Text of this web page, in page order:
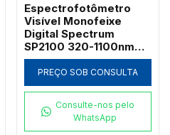
Espectrofotômetro
Visível Monofeixe
Digital Spectrum
SP2100 320-1100nm
com Suporte 4
Cubetas de 50mm e
Software PC
PREÇO SOB CONSULTA
Consulte-nos pelo
WhatsApp